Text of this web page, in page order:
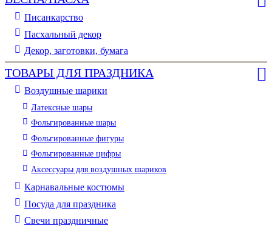
Писанкарство
Пасхальный декор
Декор, заготовки, бумага
ТОВАРЫ ДЛЯ ПРАЗДНИКА
Воздушные шарики
Латексные шары
Фольгированные шары
Фольгированные фигуры
Фольгированные цифры
Аксессуары для воздушных шариков
Карнавальные костюмы
Посуда для праздника
Свечи праздничные